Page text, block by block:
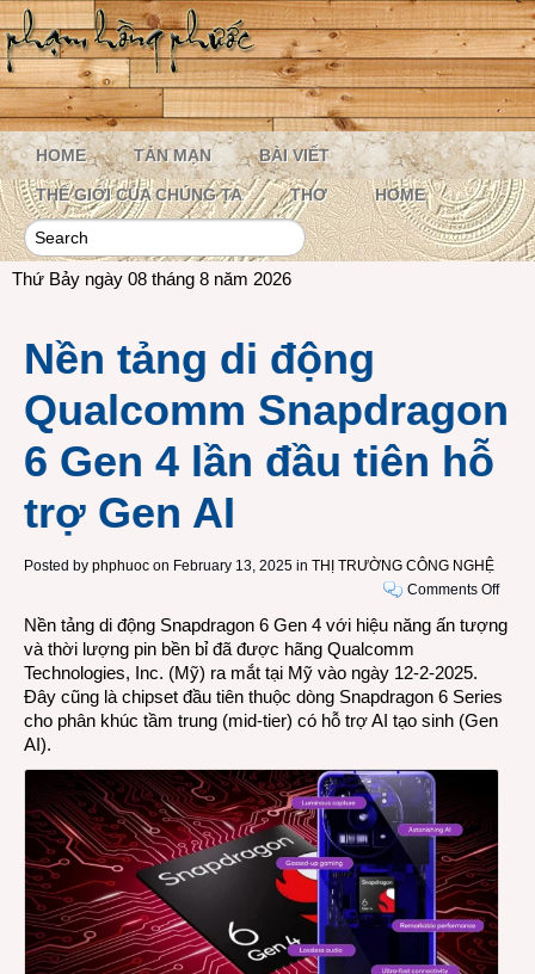
HOME TẢN MẠN BÀI VIẾT
THẾ GIỚI CỦA CHÚNG TA THƠ HOME
Thứ Bảy ngày 08 tháng 8 năm 2026
Nền tảng di động
Qualcomm Snapdragon
6 Gen 4 lần đầu tiên hỗ
trợ Gen AI
Posted by phphuoc on February 13, 2025 in THỊ TRƯỜNG CÔNG NGHỆ
Comments Offon
tảng
Nền tảng di động Snapdragon 6 Gen 4 với hiệu năng ấn tượng
và thời lượng pin bền bỉ đã được hãng Qualcomm
Technologies, Inc. (Mỹ) ra mắt tại Mỹ vào ngày 12-2-2025.
Đây cũng là chipset đầu tiên thuộc dòng Snapdragon 6 Series
cho phân khúc tầm trung (mid-tier) có hỗ trợ AI tạo sinh (Gen
AI).